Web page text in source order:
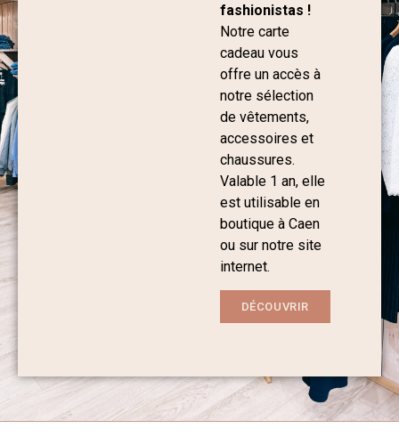
fashionistas !
Notre carte
cadeau vous
offre un accès à
notre sélection
de vêtements,
accessoires et
chaussures.
Valable 1 an, elle
est utilisable en
boutique à Caen
ou sur notre site
internet.
DÉCOUVRIR